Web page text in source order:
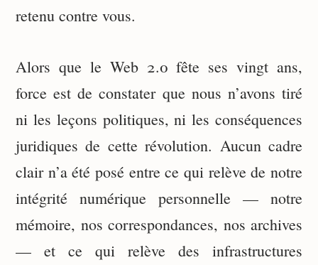
retenu contre vous.
Alors que le Web 2.0 fête ses vingt ans,
force est de constater que nous n’avons tiré
ni les leçons politiques, ni les conséquences
juridiques de cette révolution. Aucun cadre
clair n’a été posé entre ce qui relève de notre
intégrité numérique personnelle — notre
mémoire, nos correspondances, nos archives
— et ce qui relève des infrastructures